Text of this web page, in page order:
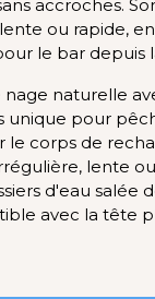
accroches.
ou rapide,
le bar depuis
naturelle
pour
corps de
lente
d'eau salée
avec la tête